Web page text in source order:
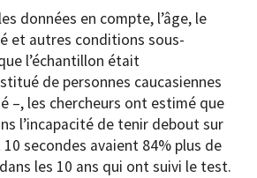
données en compte, l’âge, le
et autres conditions sous-
l’échantillon était
de personnes caucasiennes
–, les chercheurs ont estimé que
l’incapacité de tenir debout sur
secondes avaient 84% plus de
les 10 ans qui ont suivi le test.